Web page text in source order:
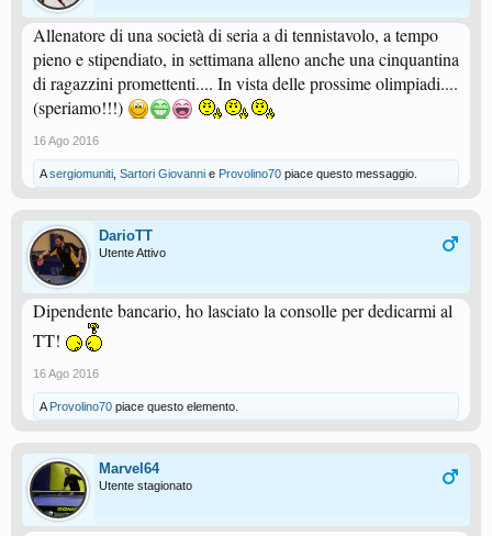
Allenatore di una società di seria a di tennistavolo, a tempo
pieno e stipendiato, in settimana alleno anche una cinquantina
di ragazzini promettenti.... In vista delle prossime olimpiadi....
(speriamo!!!)
16 Ago 2016
Asergiomuniti Sartori Giovanni e Provolino70 piace questo messaggio.
DarioTT
Utente Attivo
Dipendente bancario, ho lasciato la consolle per dedicarmi al
TT!
16 Ago 2016
A Provolino70 piace questo elemento.
Marvel64
Utente stagionato